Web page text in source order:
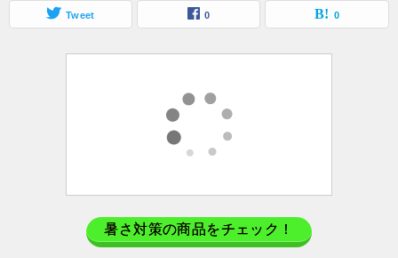
Tweet 0 0
暑さ対策の商品をチェック！